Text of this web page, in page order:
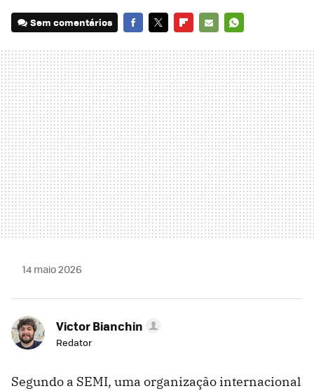
Sem comentários
MAIL
14 maio 2026
Victor Bianchin
Redator
Segundo a SEMI, uma organização internacional